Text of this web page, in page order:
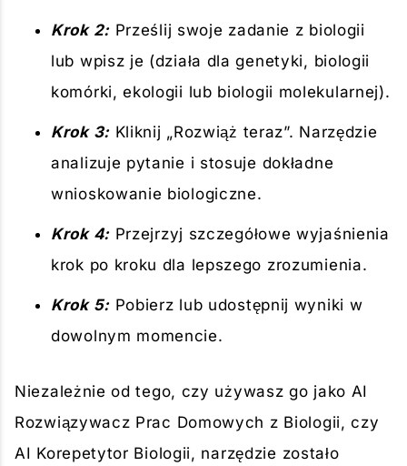
Krok 2:Prześlij swoje zadanie z biologii
lub wpisz je (działa dla genetyki, biologii
komórki, ekologii lub biologii molekularnej).
Krok 3:Kliknij „Rozwiąż teraz”. Narzędzie
analizuje pytanie i stosuje dokładne
wnioskowanie biologiczne.
Krok 4:Przejrzyj szczegółowe wyjaśnienia
krok po kroku dla lepszego zrozumienia.
Krok 5:Pobierz lub udostępnij wyniki w
dowolnym momencie.
Niezależnie od tego, czy używasz go jako AI
Rozwiązywacz Prac Domowych z Biologii, czy
AI Korepetytor Biologii, narzędzie zostało